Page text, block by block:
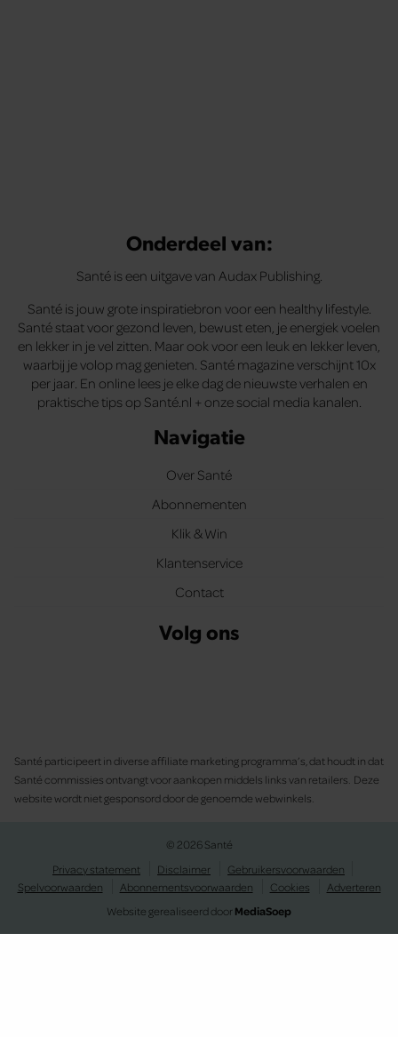
Onderdeel van:
Santé is een uitgave van Audax Publishing.
Santé is jouw grote inspiratiebron voor een healthy lifestyle.
Santé staat voor gezond leven, bewust eten, je energiek voelen
en lekker in je vel zitten. Maar ook voor een leuk en lekker leven,
waarbij je volop mag genieten. Santé magazine verschijnt 10x
per jaar. En online lees je elke dag de nieuwste verhalen en
praktische tips op Santé.nl + onze social media kanalen.
Navigatie
Over Santé
Abonnementen
Klik & Win
Klantenservice
Contact
Volg ons
Santé participeert in diverse affiliate marketing programma’s, dat houdt in dat
Santé commissies ontvangt voor aankopen middels links van retailers. Deze
website wordt niet gesponsord door de genoemde webwinkels.
© 2026 Santé
Privacy statement
Disclaimer
Gebruikersvoorwaarden
Spelvoorwaarden
Abonnementsvoorwaarden Cookies
Adverteren
Website gerealiseerd doorMediaSoep